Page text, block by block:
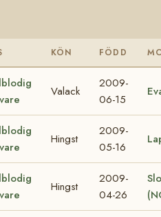
KÖN FÖDD
Valack
2009-
06-15
Hingst
2009-
05-16
Hingst
2009-
04-26